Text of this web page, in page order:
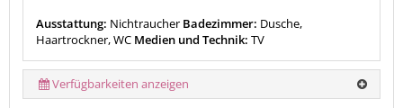
Ausstattung: Nichtraucher Badezimmer: Dusche,
Haartrockner, WC Medien und Technik: TV
Verfügbarkeiten anzeigen